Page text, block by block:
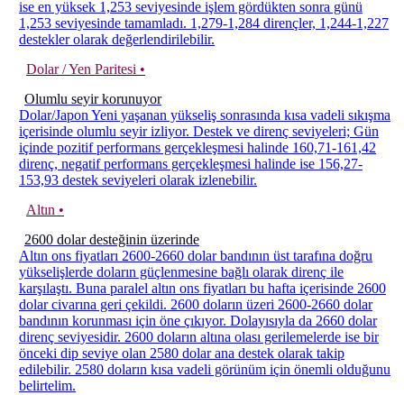
ise en yüksek 1,253 seviyesinde işlem gördükten sonra günü
1,253 seviyesinde tamamladı. 1,279-1,284 dirençler, 1,244-1,227
destekler olarak değerlendirilebilir.
Dolar / Yen Paritesi •
Olumlu seyir korunuyor
Dolar/Japon Yeni yaşanan yükseliş sonrasında kısa vadeli sıkışma
içerisinde olumlu seyir izliyor. Destek ve direnç seviyeleri; Gün
içinde pozitif performans gerçekleşmesi halinde 160,71-161,42
direnç, negatif performans gerçekleşmesi halinde ise 156,27-
153,93 destek seviyeleri olarak izlenebilir.
Altın •
2600 dolar desteğinin üzerinde
Altın ons fiyatları 2600-2660 dolar bandının üst tarafına doğru
yükselişlerde doların güçlenmesine bağlı olarak direnç ile
karşılaştı. Buna paralel altın ons fiyatları bu hafta içerisinde 2600
dolar civarına geri çekildi. 2600 doların üzeri 2600-2660 dolar
bandının korunması için öne çıkıyor. Dolayısıyla da 2660 dolar
direnç seviyesidir. 2600 doların altına olası gerilemelerde ise bir
önceki dip seviye olan 2580 dolar ana destek olarak takip
edilebilir. 2580 doların kısa vadeli görünüm için önemli olduğunu
belirtelim.